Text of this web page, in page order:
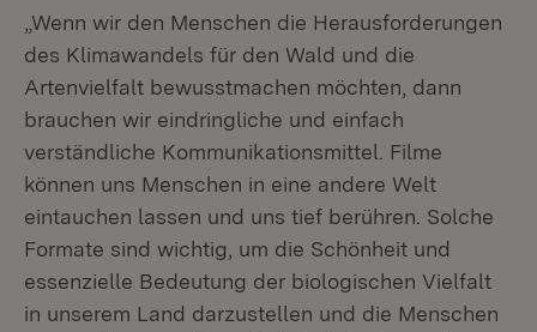
„Wenn wir den Menschen die Herausforderungen
des Klimawandels für den Wald und die
Artenvielfalt bewusstmachen möchten, dann
brauchen wir eindringliche und einfach
verständliche Kommunikationsmittel. Filme
können uns Menschen in eine andere Welt
eintauchen lassen und uns tief berühren. Solche
Formate sind wichtig, um die Schönheit und
essenzielle Bedeutung der biologischen Vielfalt
in unserem Land darzustellen und die Menschen